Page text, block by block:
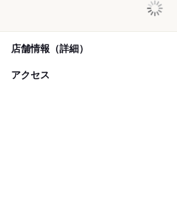
店舗情報（詳細）
アクセス